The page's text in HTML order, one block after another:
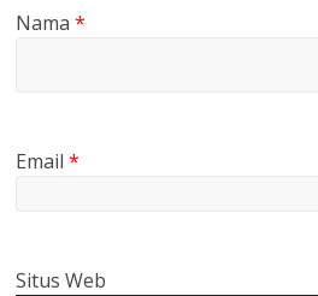
Nama*
Email*
Situs Web